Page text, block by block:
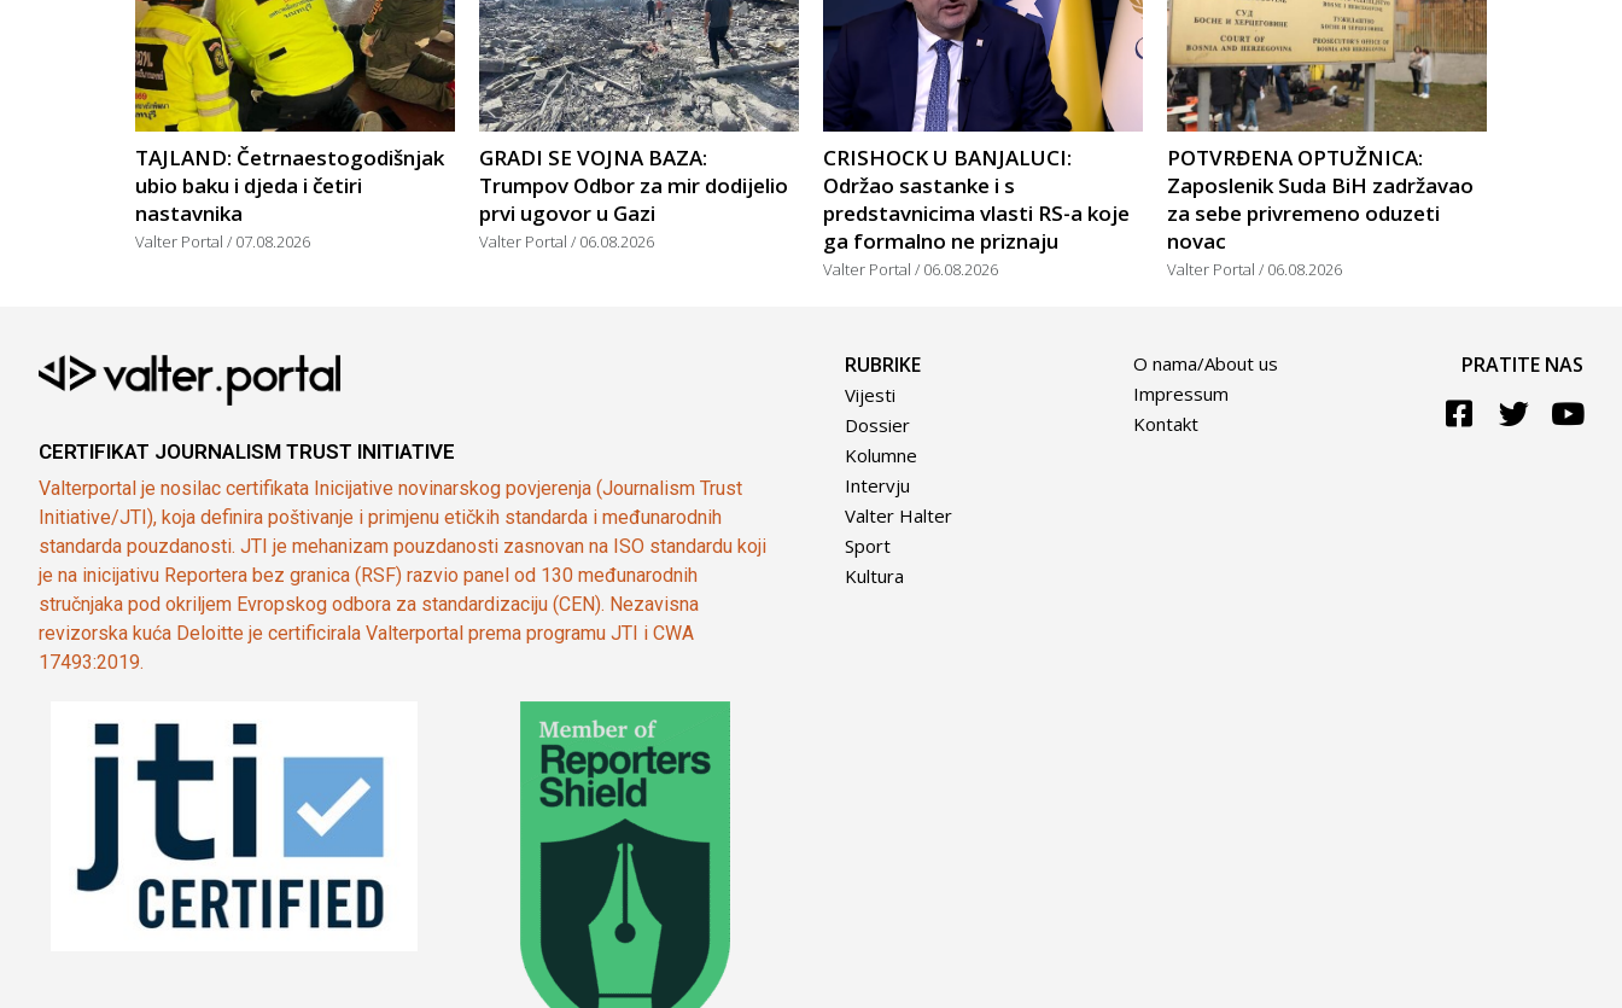
TAJLAND: Četrnaestogodišnjak
ubio baku i djeda i četiri
nastavnika
Valter Portal 07.08.2026
GRADI SE VOJNA BAZA:
Trumpov Odbor za mir dodijelio
prvi ugovor u Gazi
Valter Portal 06.08.2026
CRISHOCK U BANJALUCI:
Održao sastanke i s
predstavnicima vlasti RS-a koje
ga formalno ne priznaju
Valter Portal 06.08.2026
POTVRĐENA OPTUŽNICA:
Zaposlenik Suda BiH zadržavao
za sebe privremeno oduzeti
novac
Valter Portal 06.08.2026
CERTIFIKAT JOURNALISM TRUST INITIATIVE
Valterportal je nosilac certifikata Inicijative novinarskog povjerenja (Journalism Trust
Initiative/JTI), koja definira poštivanje i primjenu etičkih standarda i međunarodnih
standarda pouzdanosti. JTI je mehanizam pouzdanosti zasnovan na ISO standardu koji
je na inicijativu Reportera bez granica (RSF) razvio panel od 130 međunarodnih
stručnjaka pod okriljem Evropskog odbora za standardizaciju (CEN). Nezavisna
revizorska kuća Deloitte je certificirala Valterportal prema programu JTI i CWA
17493:2019.
RUBRIKE
Vijesti
Dossier
Kolumne
Intervju
Valter Halter
Sport
Kultura
O nama/About us
Impressum
Kontakt
PRATITE NAS